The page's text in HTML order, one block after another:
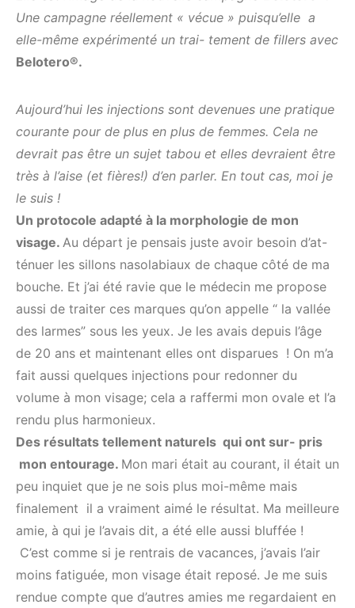
Une campagne réellement « vécue » puisqu’elle a
elle-même expérimenté un trai- tement de fillers avec
Belotero®.
Aujourd’hui les injections sont devenues une pratique
courante pour de plus en plus de femmes. Cela ne
devrait pas être un sujet tabou et elles devraient être
très à l’aise (et fières!) d’en parler. En tout cas, moi je
le suis !
Un protocole adapté à la morphologie de mon
visage. Au départ je pensais juste avoir besoin d’at-
ténuer les sillons nasolabiaux de chaque côté de ma
bouche. Et j’ai été ravie que le médecin me propose
aussi de traiter ces marques qu’on appelle “ la vallée
des larmes” sous les yeux. Je les avais depuis l’âge
de 20 ans et maintenant elles ont disparues ! On m’a
fait aussi quelques injections pour redonner du
volume à mon visage; cela a raffermi mon ovale et l’a
rendu plus harmonieux.
Des résultats tellement naturels qui ont sur- pris
mon entourage. Mon mari était au courant, il était un
peu inquiet que je ne sois plus moi-même mais
finalement il a vraiment aimé le résultat. Ma meilleure
amie, à qui je l’avais dit, a été elle aussi bluffée !
C’est comme si je rentrais de vacances, j’avais l’air
moins fatiguée, mon visage était reposé. Je me suis
rendue compte que d’autres amies me regardaient en